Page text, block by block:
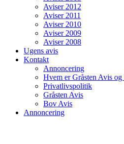
Aviser 2012
Aviser 2011
Aviser 2010
Aviser 2009
Aviser 2008
Ugens avis
Kontakt
Annoncering
Hvem er Gråsten Avis
Privatlivspolitik
Gråsten Avis
Bov Avis
Annoncering